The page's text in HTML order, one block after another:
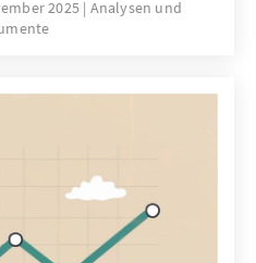
Unternehmen
Abhängigkeiten.
nur in klar
eingesetzt und
ausgestaltet sein.
Wohlstand
Märkte, nicht durch
2025 Analysen und